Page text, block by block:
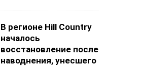
В регионе Hill Country
началось
восстановление после
наводнения, унесшего